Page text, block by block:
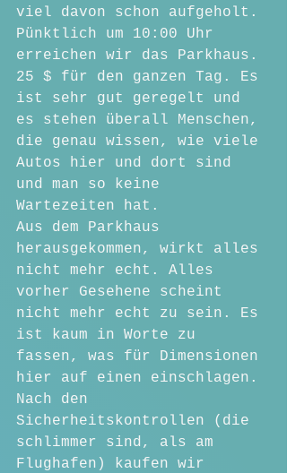
viel davon schon aufgeholt.
Pünktlich um 10:00 Uhr
erreichen wir das Parkhaus.
25 $ für den ganzen Tag. Es
ist sehr gut geregelt und
es stehen überall Menschen,
die genau wissen, wie viele
Autos hier und dort sind
und man so keine
Wartezeiten hat.
Aus dem Parkhaus
herausgekommen, wirkt alles
nicht mehr echt. Alles
vorher Gesehene scheint
nicht mehr echt zu sein. Es
ist kaum in Worte zu
fassen, was für Dimensionen
hier auf einen einschlagen.
Nach den
Sicherheitskontrollen (die
schlimmer sind, als am
Flughafen) kaufen wir